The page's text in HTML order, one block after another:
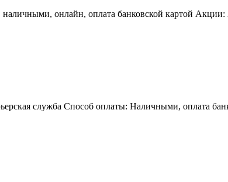
наличными, онлайн, оплата банковской картой
служба Способ оплаты: Наличными, оплата